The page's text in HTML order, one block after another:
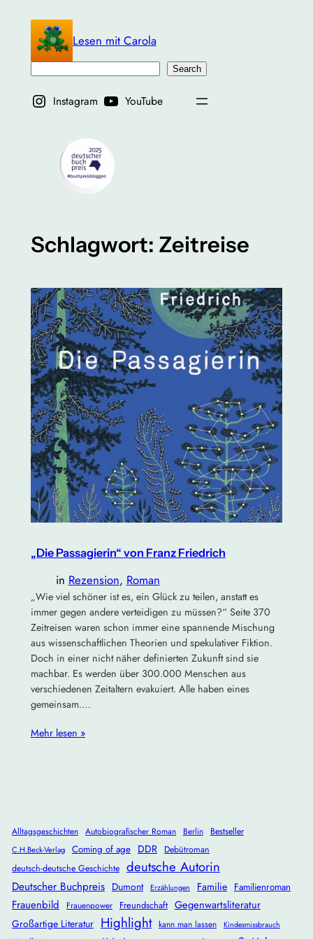
springen
Lesen mit Carola
Search
Instagram YouTube
Schlagwort: Zeitreise
„Die Passagierin“ von Franz Friedrich
in Rezension, Roman
„Wie viel schöner ist es, ein Glück zu teilen, anstatt es
immer gegen andere verteidigen zu müssen?“ Seite 370
Zeitreisen waren schon immer eine spannende Mischung
aus wissenschaftlichen Theorien und spekulativer Fiktion.
Doch in einer nicht näher definierten Zukunft sind sie
machbar. Es werden über 300.000 Menschen aus
verschiedenen Zeitaltern evakuiert. Alle haben eines
gemeinsam.…
Mehr lesen »
Alltagsgeschichten Autobiografischer Roman Berlin Bestseller
C.H.Beck-Verlag Coming of age DDR
Debütroman
deutsch-deutsche Geschichte deutsche Autorin
Deutscher Buchpreis Dumont Erzählungen Familie Familienroman
Frauenbild Frauenpower Freundschaft Gegenwartsliteratur
Großartige Literatur Highlight kann man lassen Kindesmissbrauch